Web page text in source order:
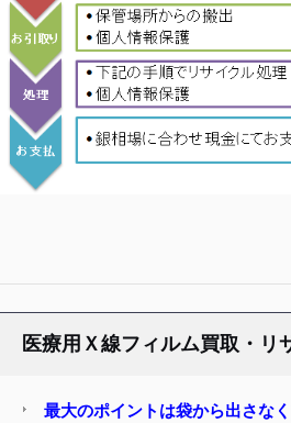
医療用Ｘ線フィルム買取・リ
最大のポイントは袋から出さな